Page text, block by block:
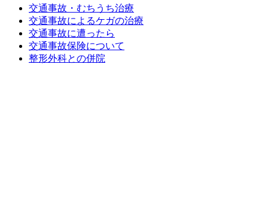
交通事故・むちうち治療
交通事故によるケガの治療
交通事故に遭ったら
交通事故保険について
整形外科との併院